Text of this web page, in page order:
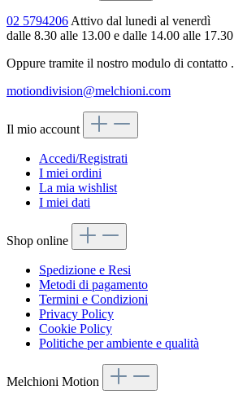
02 5794206Attivo dal lunedi al venerdì
dalle 8.30 alle 13.00 e dalle 14.00 alle 17.30
Oppure tramite il nostro modulo di contatto .
motiondivision@melchioni.com
Il mio account
Accedi/Registrati
I miei ordini
La mia wishlist
I miei dati
Shop online
Spedizione e Resi
Metodi di pagamento
Termini e Condizioni
Privacy Policy
Cookie Policy
Politiche per ambiente e qualità
Melchioni Motion